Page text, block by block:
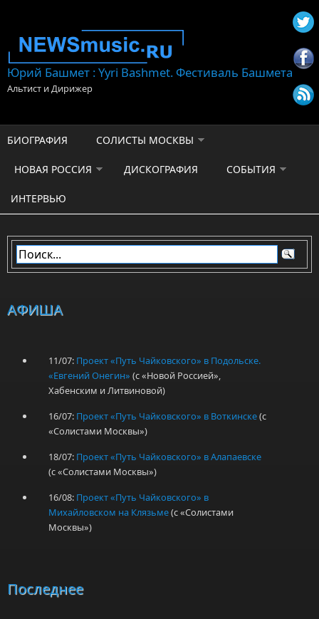
Юрий Башмет : Yyri Bashmet. Фестиваль Башмета
Альтист и Дирижер
БИОГРАФИЯ СОЛИСТЫ МОСКВЫ
НОВАЯ РОССИЯ ДИСКОГРАФИЯ СОБЫТИЯ
ИНТЕРВЬЮ
АФИША
11/07: Проект «Путь Чайковского» в Подольске.
«Евгений Онегин» (с «Новой Россией»,
Хабенским и Литвиновой)
16/07: Проект «Путь Чайковского» в Воткинске(с
«Солистами Москвы»)
18/07: Проект «Путь Чайковского» в Алапаевске
(с «Солистами Москвы»)
16/08: Проект «Путь Чайковского» в
Михайловском на Клязьме(с «Солистами
Москвы»)
Последнее